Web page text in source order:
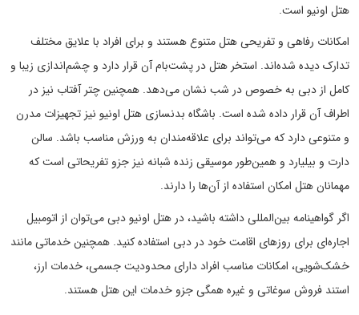
هتل اونیو است.
امکانات رفاهی و تفریحی هتل متنوع هستند و برای افراد با علایق مختلف
تدارک دیده شده‌اند. استخر هتل در پشت‌بام آن قرار دارد و چشم‌اندازی زیبا و
کامل از دبی به خصوص در شب نشان می‌دهد. همچنین چتر آفتاب نیز در
اطراف آن قرار داده شده است. باشگاه بدنسازی هتل اونیو نیز تجهیزات مدرن
و متنوعی دارد که می‌تواند برای علاقه‌مندان به ورزش مناسب باشد. سالن
دارت و بیلیارد و همین‌طور موسیقی زنده شبانه نیز جزو تفریحاتی است که
مهمانان هتل امکان استفاده از آن‌ها را دارند.
اگر گواهینامه بین‌المللی داشته باشید، در هتل اونیو دبی می‌توان از اتومبیل
اجاره‌ای برای روزهای اقامت خود در دبی استفاده کنید. همچنین خدماتی مانند
خشک‌شویی، امکانات مناسب افراد دارای محدودیت جسمی، خدمات ارز،
استند فروش سوغاتی و غیره همگی جزو خدمات این هتل هستند.